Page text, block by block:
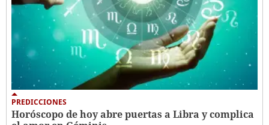
PREDICCIONES
Horóscopo de hoy abre puertas a Libra y complica